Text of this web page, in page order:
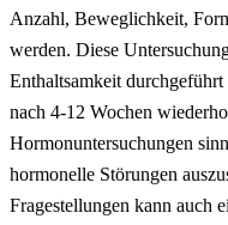
Anzahl, Beweglichkeit,
werden. Diese
Enthaltsamkeit
nach 4-12 Wochen
Hormonuntersuchungen
hormonelle Störungen
Fragestellungen kann auch